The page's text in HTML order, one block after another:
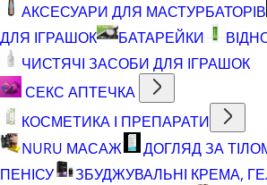
АКСЕСУАРИ ДЛЯ МАСТУРБАТОРІВ
ДЛЯ ІГРАШОК
БАТАРЕЙКИ
ЧИСТЯЧІ ЗАСОБИ ДЛЯ ІГРАШОК
СЕКС АПТЕЧКА
КОСМЕТИКА І ПРЕПАРАТИ
NURU МАСАЖ
ДОГЛЯД ЗА
ПЕНІСУ
ЗБУДЖУВАЛЬНІ КРЕМА,